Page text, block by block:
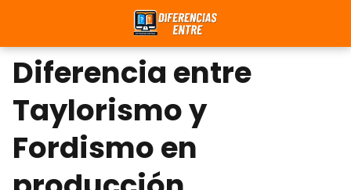
Diferencia entre
Taylorismo y
Fordismo en